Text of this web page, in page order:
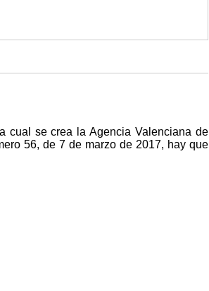
cual se crea la Agencia Valenciana de
56, de 7 de marzo de 2017, hay que